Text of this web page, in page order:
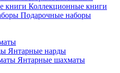
Коллекционные книги
Подарочные наборы
Янтарные нарды
Янтарные шахматы